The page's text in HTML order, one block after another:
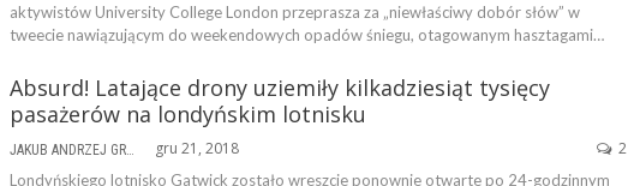
aktywistów University College London przeprasza za „niewłaściwy dobór słów” w
tweecie nawiązującym do weekendowych opadów śniegu, otagowanym hasztagami…
Absurd! Latające drony uziemiły kilkadziesiąt tysięcy
pasażerów na londyńskim lotnisku
JAKUB ANDRZEJ GRYGOWSKI gru 21, 2018 2
Londyńskiego lotnisko Gatwick zostało wreszcie ponownie otwarte po 24-godzinnym